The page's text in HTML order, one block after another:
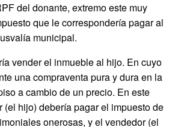
del donante, extremo este muy
que le correspondería pagar al
municipal.
vender el inmueble al hijo. En cuyo
una compraventa pura y dura en la
a cambio de un precio. En este
(el hijo) debería pagar el impuesto de
onerosas, y el vendedor (el